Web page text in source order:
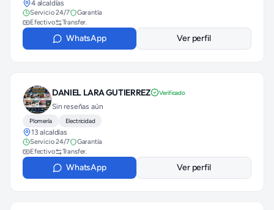
4 alcaldías
Servicio 24/7
Garantía
Efectivo
Transfer.
WhatsApp Ver perfil
DANIEL LARA GUTIERREZ Verificado
Sin reseñas aún
Plomería Electricidad
13 alcaldías
Servicio 24/7
Garantía
Efectivo
Transfer.
WhatsApp Ver perfil